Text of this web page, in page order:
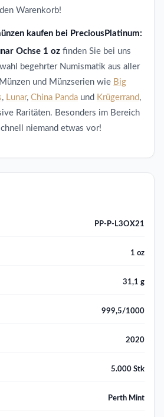
Warenkorb!
kaufen bei PreciousPlatinum:
Ochse 1 oz finden Sie bei uns
begehrter Numismatik aus aller
und Münzserien wie Big
, Lunar, China Panda und Krügerrand,
Raritäten. Besonders im Bereich
niemand etwas vor!
PP-P-L3OX21
1 oz
31,1 g
999,5/1000
2020
5.000 Stk
Perth Mint